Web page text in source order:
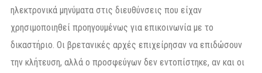
ηλεκτρονικά μηνύματα στις διευθύνσεις που είχαν
χρησιμοποιηθεί προηγουμένως για επικοινωνία με το
δικαστήριο. Οι βρετανικές αρχές επιχείρησαν να επιδώσουν
την κλήτευση, αλλά ο προσφεύγων δεν εντοπίστηκε, αν και οι